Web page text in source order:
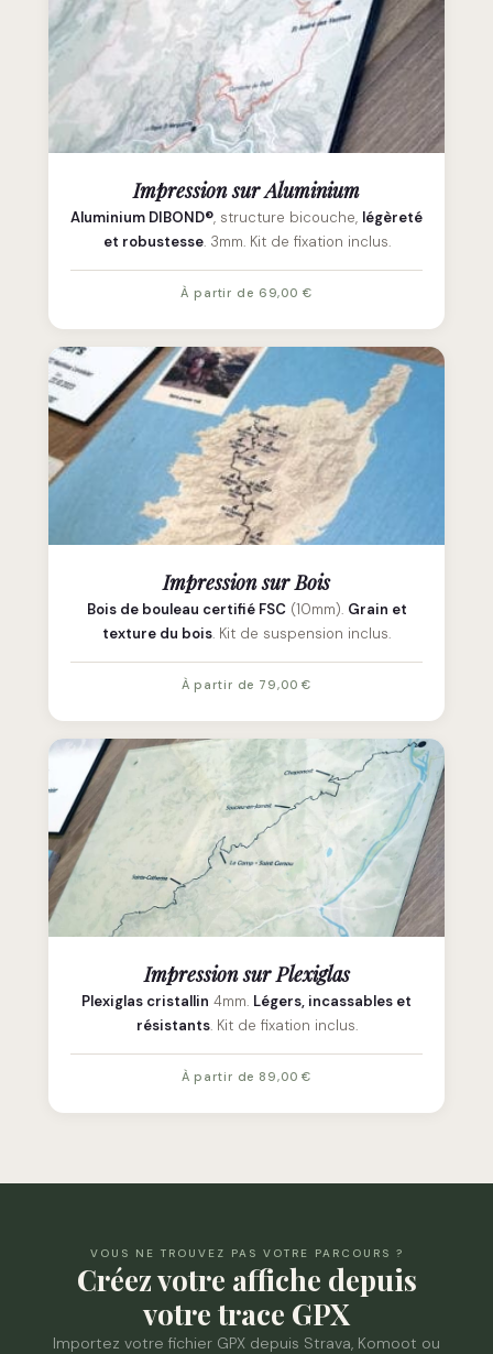
Impression sur Aluminium
Aluminium DIBOND®, structure bicouche, légèreté
et robustesse. 3mm. Kit de fixation inclus.
À partir de 69,00 €
Impression sur Bois
Bois de bouleau certifié FSC(10mm). Grain et
texture du bois. Kit de suspension inclus.
À partir de 79,00 €
Impression sur Plexiglas
Plexiglas cristallin 4mm. Légers, incassables et
résistants. Kit de fixation inclus.
À partir de 89,00 €
VOUS NE TROUVEZ PAS VOTRE PARCOURS ?
Créez votre affiche depuis
votre trace GPX
Importez votre fichier GPX depuis Strava, Komoot ou